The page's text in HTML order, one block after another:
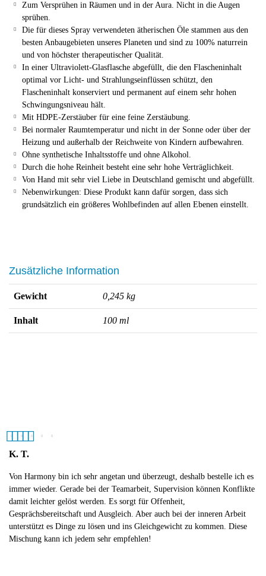
Zum Versprühen in Räumen und in der Aura. Nicht in die Augen
sprühen.
Die für dieses Spray verwendeten ätherischen Öle stammen aus den
besten Anbaugebieten unseres Planeten und sind zu 100% naturrein
und von höchster therapeutischer Qualität.
In einer Ultraviolett-Glasflasche abgefüllt, die den Flascheninhalt
optimal vor Licht- und Strahlungseinflüssen schützt, den
Flascheninhalt konserviert und permanent auf einem sehr hohen
Schwingungsniveau hält.
Mit HDPE-Zerstäuber für eine feine Zerstäubung.
Bei normaler Raumtemperatur und nicht in der Sonne oder über der
Heizung und außerhalb der Reichweite von Kindern aufbewahren.
Ohne synthetische Inhaltsstoffe und ohne Alkohol.
Durch die hohe Reinheit besteht eine sehr hohe Verträglichkeit.
Von Hand mit sehr viel Liebe in Deutschland gemischt und abgefüllt.
Nebenwirkungen: Diese Produkt kann dafür sorgen, dass sich
grundsätzlich ein größeres Wohlbefinden auf allen Ebenen einstellt.
Zusätzliche Information
Gewicht 0,245 kg
Inhalt 100 ml
5out of 5
K. T.
Von Harmony bin ich sehr angetan und überzeugt, deshalb bestelle ich es
immer wieder. Gerade bei der Teamarbeit, Supervision können Konflikte
damit leichter gelöst werden. Es sorgt für Offenheit,
Gesprächsbereitschaft und Ausgleich. Aber auch bei der inneren Arbeit
unterstützt es Dinge zu lösen und ins Gleichgewicht zu kommen. Diese
Mischung kann ich jedem sehr empfehlen!